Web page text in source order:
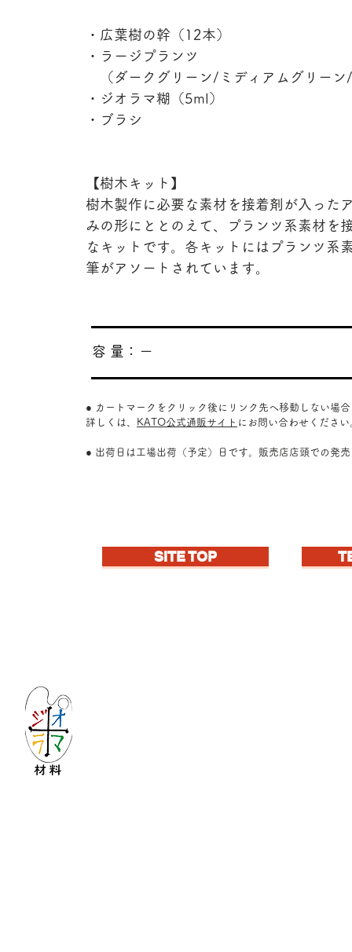
・広葉樹の幹（12本）
・ラージプランツ
（ダークグリーン/ミディアムグリーン
・ジオラマ糊（5ml）
・ブラシ
【樹木キット】
樹木製作に必要な素材を接着剤が入った
みの形にととのえて、プランツ系素材を
なキットです。各キットにはプランツ系
筆がアソートされています。
ー
​容 量：
● カートマークをクリック後にリンク先へ移動しない場
詳しくは、
KATO公式通販サイト にお問い合わせください
● 出荷日は工場出荷（予定）日です。販売店店頭での発
SITE TOP